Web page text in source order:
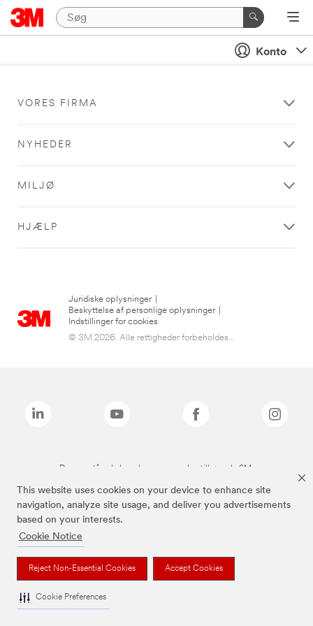
This website uses cookies on your device to enhance site
navigation, analyze site usage, and deliver you advertisements
based on your interests.
Cookie Notice
Reject Non-Essential Cookies Accept Cookies
Cookie Preferences
Konto
VORES FIRMA
NYHEDER
MILJØ
HJÆLP
Juridiske oplysninger
Beskyttelse af personlige oplysninger
Indstillinger for cookies
© 3M 2026. Alle rettigheder forbeholdes...
De ovenstående brands er varemærker tilhørende 3M.